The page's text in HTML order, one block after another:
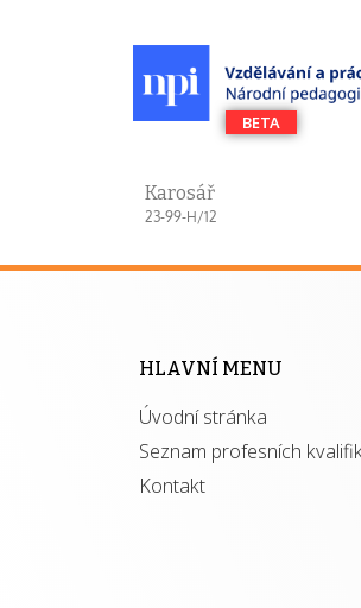
Karosář
23-99-H/12
HLAVNÍ MENU
Úvodní stránka
Seznam profesních
Kontakt